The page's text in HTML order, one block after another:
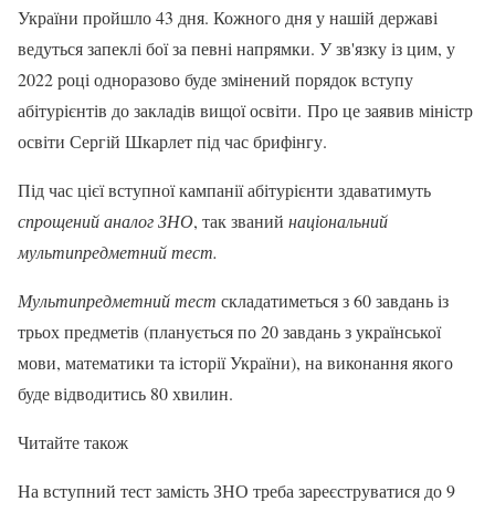
України пройшло 43 дня. Кожного дня у нашій державі
ведуться запеклі бої за певні напрямки. У зв'язку із цим, у
2022 році одноразово буде змінений порядок вступу
абітурієнтів до закладів вищої освіти. Про це заявив міністр
освіти Сергій Шкарлет під час брифінгу.
Під час цієї вступної кампанії абітурієнти здаватимуть
спрощений аналог ЗНО, так званий національний
мультипредметний тест.
Мультипредметний тест складатиметься з 60 завдань із
трьох предметів (планується по 20 завдань з української
мови, математики та історії України), на виконання якого
буде відводитись 80 хвилин.
Читайте також
На вступний тест замість ЗНО треба зареєструватися до 9